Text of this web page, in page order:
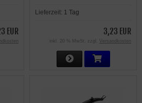
EUR
Lieferzeit: 1 Tag
3,23 EUR
inkl. 20 % MwSt. zzgl. Versandkosten